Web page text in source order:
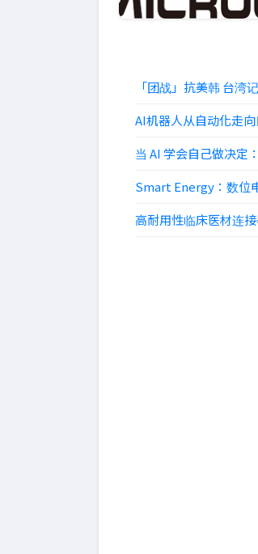
「团战」抗美韩 台湾
AI机器人从自动化走
当 AI 学会自己做决定
Smart Energy：数位
高耐用性临床医材连